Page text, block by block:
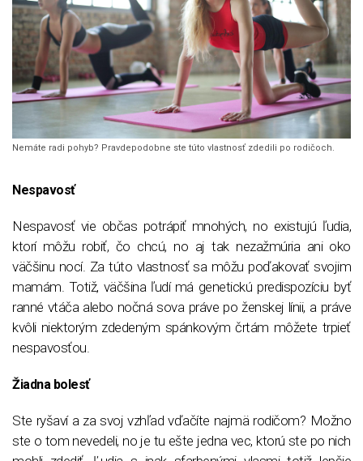
Nemáte radi pohyb? Pravdepodobne ste túto vlastnosť zdedili po rodičoch.
Nespavosť
Nespavosť vie občas potrápiť mnohých, no existujú ľudia,
ktorí môžu robiť, čo chcú, no aj tak nezažmúria ani oko
väčšinu nocí. Za túto vlastnosť sa môžu poďakovať svojim
mamám. Totiž, väčšina ľudí má genetickú predispozíciu byť
ranné vtáča alebo nočná sova práve po ženskej línii, a práve
kvôli niektorým zdedeným spánkovým črtám môžete trpieť
nespavosťou.
Žiadna bolesť
Ste ryšaví a za svoj vzhľad vďačíte najmä rodičom? Možno
ste o tom nevedeli, no je tu ešte jedna vec, ktorú ste po nich